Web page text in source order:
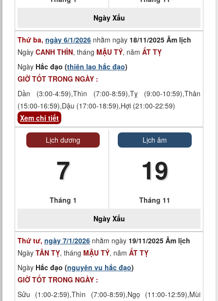
Ngày Xấu
Thứ ba, ngày 6/1/2026 nhằm ngày 18/11/2025 Âm lịch
Ngày CANH THÌN, tháng MẬU TÝ, năm ẤT TỴ
Ngày Hắc đạo (thiên lao hắc đạo)
GIỜ TỐT TRONG NGÀY :
Dần (3:00-4:59),Thìn (7:00-8:59),Tỵ (9:00-10:59),Thân
(15:00-16:59),Dậu (17:00-18:59),Hợi (21:00-22:59)
Xem chi tiết
Lịch dương
7
Tháng 1
Lịch âm
19
Tháng 11
Ngày Xấu
Thứ tư, ngày 7/1/2026 nhằm ngày 19/11/2025 Âm lịch
Ngày TÂN TỴ, tháng MẬU TÝ, năm ẤT TỴ
Ngày Hắc đạo (nguyên vu hắc đạo)
GIỜ TỐT TRONG NGÀY :
Sửu (1:00-2:59),Thìn (7:00-8:59),Ngọ (11:00-12:59),Mùi